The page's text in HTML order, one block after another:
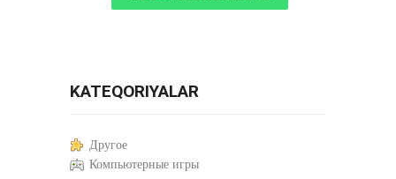
KATEQORIYALAR
Другое
Компьютерные игры